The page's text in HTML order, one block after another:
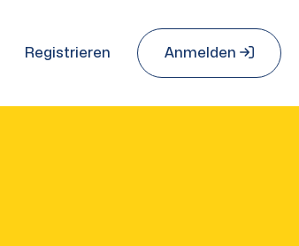
Registrieren Anmelden